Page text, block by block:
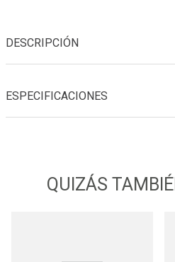
DESCRIPCIÓN
ESPECIFICACIONES
QUIZÁS